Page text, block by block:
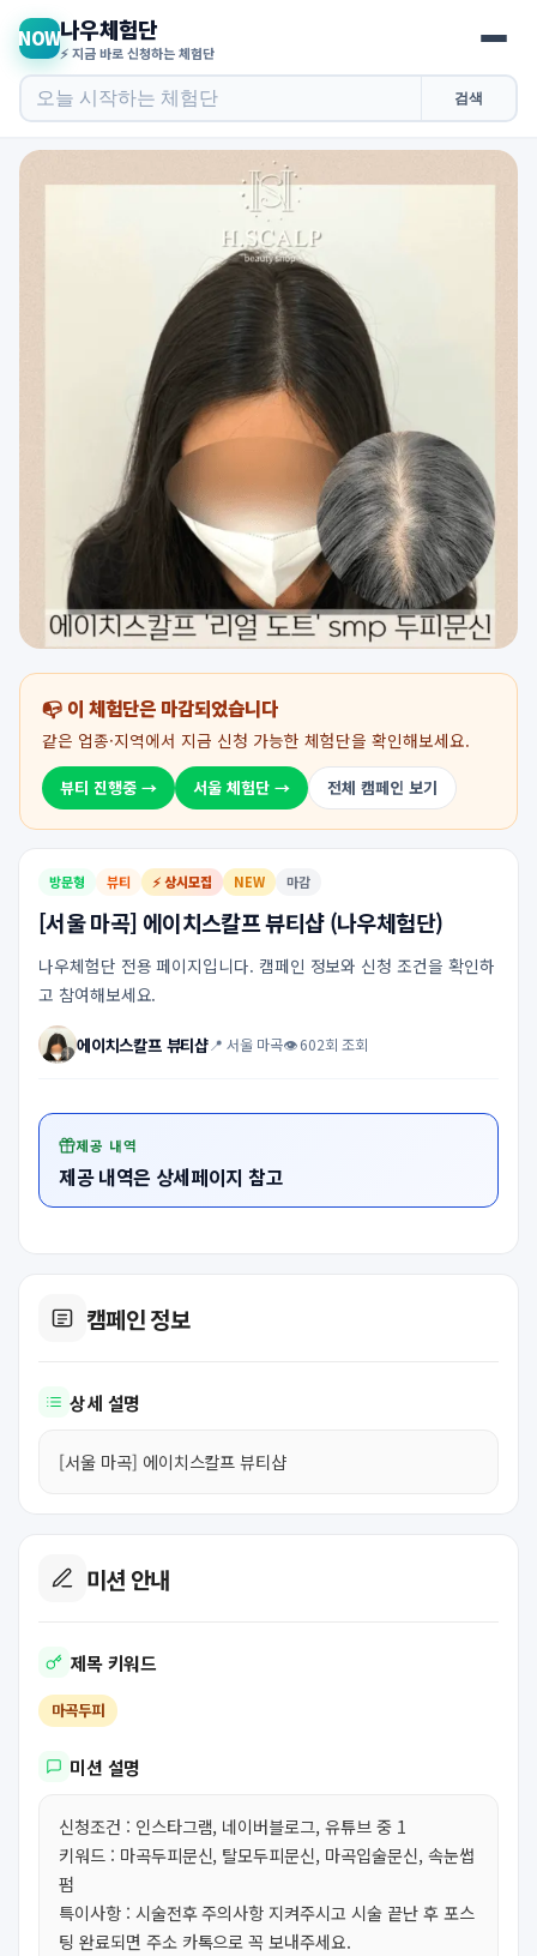
NOW나우체험단
⚡ 지금 바로 신청하는 체험단
검색
📭 이 체험단은 마감되었습니다
같은 업종·지역에서 지금 신청 가능한 체험단을 확인해보세요.
뷰티 진행중 → 서울 체험단 → 전체 캠페인 보기
방문형 뷰티 ⚡ 상시모집 NEW 마감
[서울 마곡] 에이치스칼프 뷰티샵 (나우체험단)
나우체험단 전용 페이지입니다. 캠페인 정보와 신청 조건을 확인하
고 참여해보세요.
에이치스칼프 뷰티샵📍 서울 마곡👁 602회 조회
제공 내역
제공 내역은 상세페이지 참고
캠페인 정보
상세 설명
[서울 마곡] 에이치스칼프 뷰티샵
미션 안내
제목 키워드
마곡두피
미션 설명
신청조건 : 인스타그램, 네이버블로그, 유튜브 중 1
키워드 : 마곡두피문신, 탈모두피문신, 마곡입술문신, 속눈썹
펌
특이사항 : 시술전후 주의사항 지켜주시고 시술 끝난 후 포스
팅 완료되면 주소 카톡으로 꼭 보내주세요.